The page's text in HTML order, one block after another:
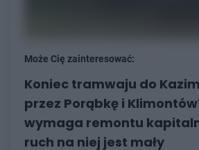
Może Cię zainteresować:
Koniec tramwaju do
przez Porąbkę i
wymaga remontu
ruch na niej jest mały